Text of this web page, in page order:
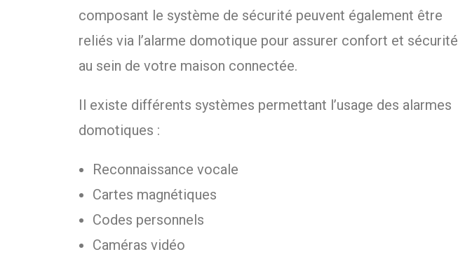
composant le système de sécurité peuvent également être
reliés via l’alarme domotique pour assurer confort et sécurité
au sein de votre maison connectée.
Il existe différents systèmes permettant l’usage des alarmes
domotiques :
Reconnaissance vocale
Cartes magnétiques
Codes personnels
Caméras vidéo